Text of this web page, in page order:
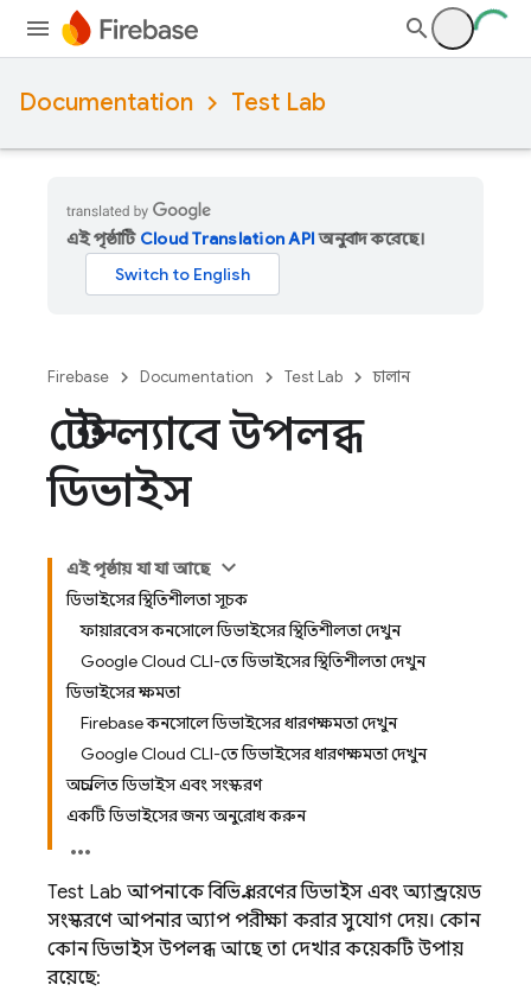
Documentation Test Lab
এই পৃষ্ঠাটি Cloud Translation APIঅনুবাদ করেছে।
Firebase Documentation Test Lab চালান
টেস্ট ল্যাবে উপলব্ধ
ডিভাইস
এই পৃষ্ঠায় যা যা আছে
ডিভাইসের স্থিতিশীলতা সূচক
ফায়ারবেস কনসোলে ডিভাইসের স্থিতিশীলতা দেখুন
Google Cloud CLI-তে ডিভাইসের স্থিতিশীলতা দেখুন
ডিভাইসের ক্ষমতা
Firebase কনসোলে ডিভাইসের ধারণক্ষমতা দেখুন
Google Cloud CLI-তে ডিভাইসের ধারণক্ষমতা দেখুন
অপ্রচলিত ডিভাইস এবং সংস্করণ
একটি ডিভাইসের জন্য অনুরোধ করুন
Test Lab আপনাকে বিভিন্ন ধরণের ডিভাইস এবং অ্যান্ড্রয়েড
সংস্করণে আপনার অ্যাপ পরীক্ষা করার সুযোগ দেয়। কোন
কোন ডিভাইস উপলব্ধ আছে তা দেখার কয়েকটি উপায়
রয়েছে: